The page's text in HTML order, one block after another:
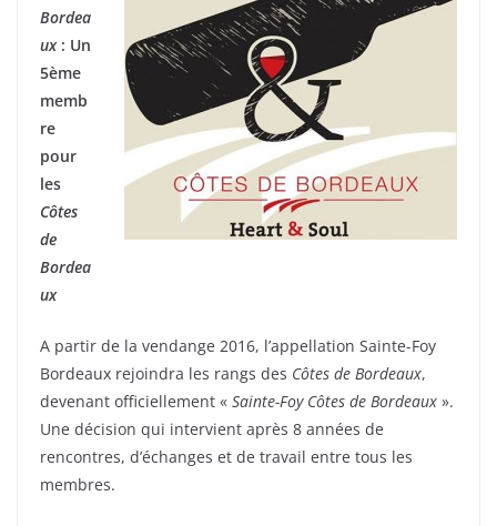
Bordea
ux : Un
5ème
memb
re
pour
les
Côtes
de
Bordea
ux
A partir de la vendange 2016, l’appellation Sainte-Foy
Bordeaux rejoindra les rangs des Côtes de Bordeaux,
devenant officiellement « Sainte-Foy Côtes de Bordeaux ».
Une décision qui intervient après 8 années de
rencontres, d’échanges et de travail entre tous les
membres.